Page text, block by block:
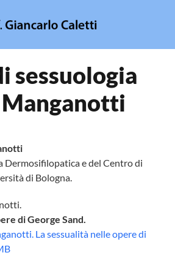
sessuologia
Dermosifilopatica e del Centro di
di Bologna.
di George Sand.
La sessualità nelle opere di